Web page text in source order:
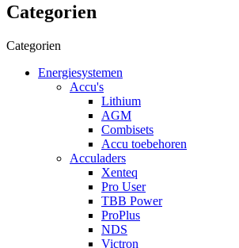
Categorien
Categorien
Energiesystemen
Accu's
Lithium
AGM
Combisets
Accu toebehoren
Acculaders
Xenteq
Pro User
TBB Power
ProPlus
NDS
Victron